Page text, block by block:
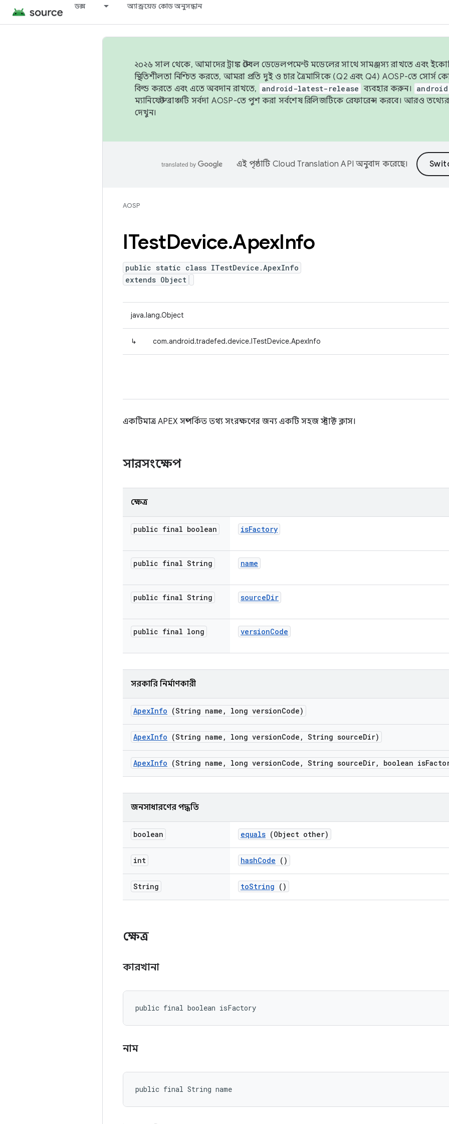
ডক্স অ্যান্ড্রয়েড কোড অনুসন্ধান
২০২৬ সাল থেকে, আমাদের ট্রাঙ্ক স্টেবল ডেভেলপমেন্ট মডেলের সাথে সামঞ্জস্য রাখতে এবং
স্থিতিশীলতা নিশ্চিত করতে, আমরা প্রতি দুই ও চার ত্রৈমাসিকে (Q2 এবং Q4) AOSP-তে সোর্স
বিল্ড করতে এবং এতে অবদান রাখতে,
android-latest-release ব্যবহার করুন।
ম্যানিফেস্ট ব্রাঞ্চটি সর্বদা AOSP-তে পুশ করা সর্বশেষ রিলিজটিকে রেফারেন্স করবে। আরও
দেখুন।
এই পৃষ্ঠাটি Cloud Translation API অনুবাদ করেছে।
AOSP
ITestDevice.ApexInfo
public static class ITestDevice.ApexInfo
extends Object
java.lang.Object
↳ com.android.tradefed.device.ITestDevice.ApexInfo
একটিমাত্র APEX সম্পর্কিত তথ্য সংরক্ষণের জন্য একটি সহজ স্ট্রাক্ট ক্লাস।
সারসংক্ষেপ
ক্ষেত্র
public final boolean isFactory
public final String name
public final String sourceDir
public final long versionCode
সরকারি নির্মাণকারী
ApexInfo (String name , long versionCode)
ApexInfo (String name , long versionCode , String sourceDir)
ApexInfo (String name , long versionCode , String sourceDir, boolean is
জনসাধারণের পদ্ধতি
boolean equals (Object other)
int hashCode ()
String toString ()
ক্ষেত্র
কারখানা
public final boolean isFactory
নাম
public final String name